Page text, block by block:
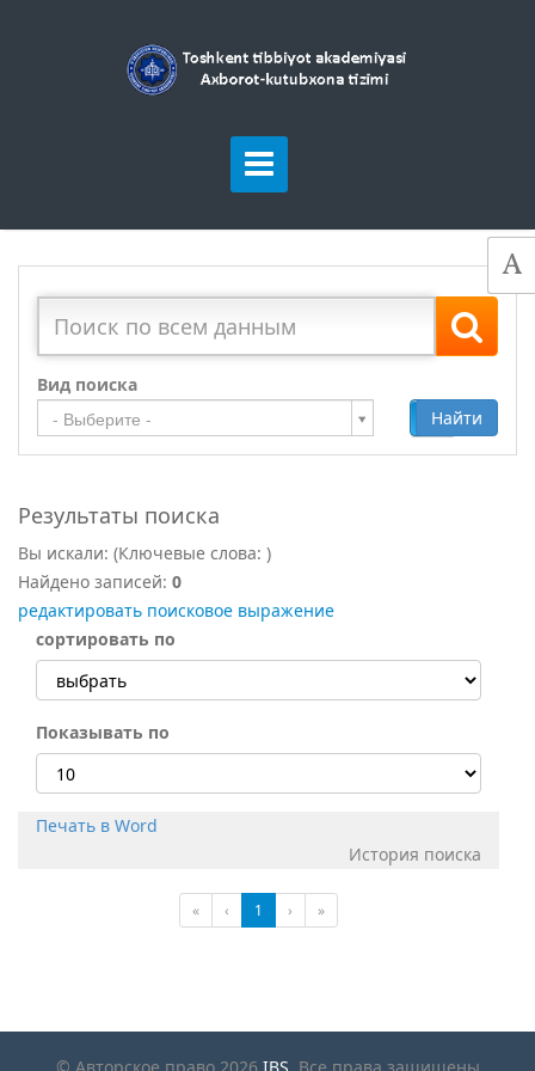
Вид поиска
- Выберите - Добавить
Найти
Результаты поиска
Вы искали: (Ключевые слова: )
Найдено записей: 0
редактировать поисковое выражение
сортировать по
Показывать по
Печать в Word
История поиска
« ‹ 1 › »